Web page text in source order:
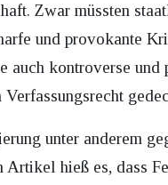
Zwar müssten
und provokante
auch kontroverse
unter anderem
Artikel hieß es, dass